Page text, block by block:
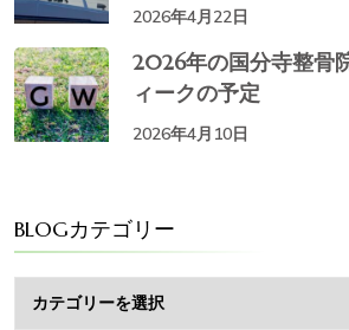
2026年4月22日
2026年の国分寺整骨
ィークの予定
2026年4月10日
BLOGカテゴリー
カ